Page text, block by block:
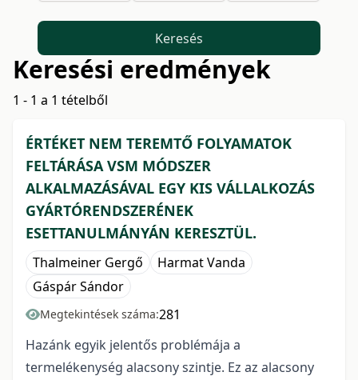
Keresés
Keresési eredmények
1 - 1 a 1 tételből
ÉRTÉKET NEM TEREMTŐ FOLYAMATOK
FELTÁRÁSA VSM MÓDSZER
ALKALMAZÁSÁVAL EGY KIS VÁLLALKOZÁS
GYÁRTÓRENDSZERÉNEK
ESETTANULMÁNYÁN KERESZTÜL.
Thalmeiner Gergő
Harmat Vanda
Gáspár Sándor
Megtekintések száma:281
Hazánk egyik jelentős problémája a
termelékenység alacsony szintje. Ez az alacsony